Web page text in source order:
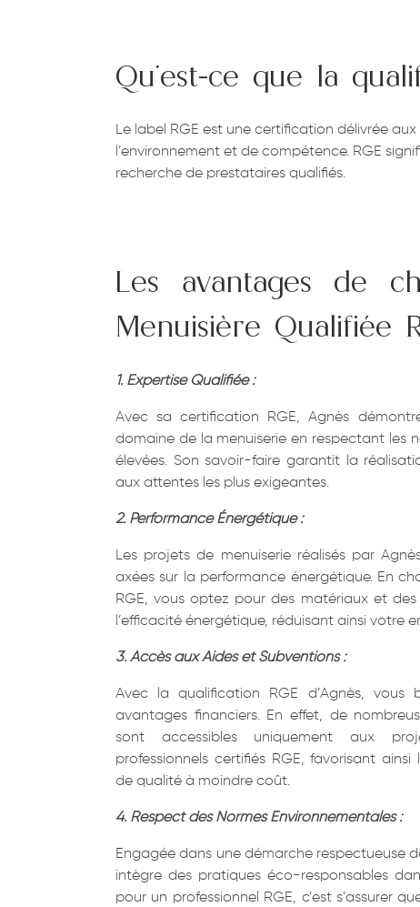
Qu’est-ce que la
Le label RGE est une certification délivrée
l’environnement et de compétence. RGE
recherche de prestataires qualifiés.
Les avantages de
Menuisière Qualifiée
1. Expertise Qualifiée :
Avec sa certification RGE, Agnès
domaine de la menuiserie en respectant les
élevées. Son savoir-faire garantit la
aux attentes les plus exigeantes.
2. Performance Énergétique :
Les projets de menuiserie réalisés par
axées sur la performance énergétique. En
RGE, vous optez pour des matériaux et
l’efficacité énergétique, réduisant ainsi votre
3. Accès aux Aides et Subventions :
Avec la qualification RGE d’Agnès, vous
avantages financiers. En effet, de
sont accessibles uniquement aux
professionnels certifiés RGE, favorisant
de qualité à moindre coût.
4. Respect des Normes Environnementales :
Engagée dans une démarche respectueuse
intègre des pratiques éco-responsables
pour un professionnel RGE, c’est s’assurer